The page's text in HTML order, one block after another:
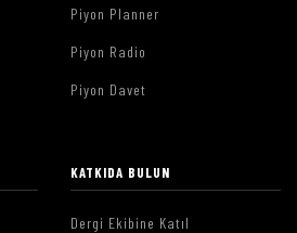
Piyon Planner
Piyon Radio
Piyon Davet
KATKIDA BULUN
Dergi Ekibine Katıl